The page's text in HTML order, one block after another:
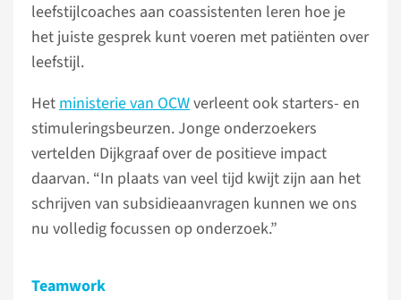
leefstijlcoaches aan coassistenten leren hoe je
het juiste gesprek kunt voeren met patiënten over
leefstijl.
Hetministerie van OCWverleent ook starters- en
stimuleringsbeurzen. Jonge onderzoekers
vertelden Dijkgraaf over de positieve impact
daarvan. “In plaats van veel tijd kwijt zijn aan het
schrijven van subsidieaanvragen kunnen we ons
nu volledig focussen op onderzoek.”
Teamwork